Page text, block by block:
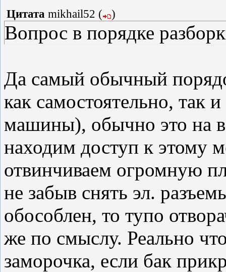
Цитата mikhail52 ( )
Вопрос в порядке
Да самый обычный
как самостоятельно, так
машины), обычно это на
находим доступ к этому
отвинчиваем огромную
не забыв снять эл.
обособлен, то тупо
же по смыслу. Реально
заморочка, если бак